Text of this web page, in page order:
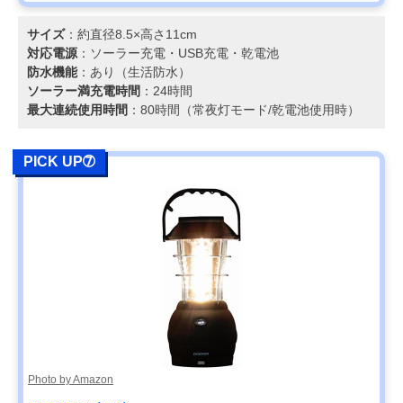
サイズ：約直径8.5×高さ11cm
対応電源：ソーラー充電・‎USB充電・乾電池
防水機能：あり（生活防水）
ソーラー満充電時間 ：24時間
最大連続使用時間 ：80時間（常夜灯モード/乾電池使用時）
PICK UP➆
Photo by Amazon